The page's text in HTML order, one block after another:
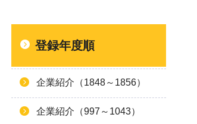
登録年度順
企業紹介（1848～1856）
企業紹介（997～1043）